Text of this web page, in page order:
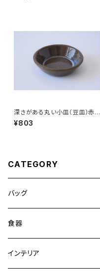
深さがある丸い小皿（豆皿）赤土
×乳濁灰釉
¥803
CATEGORY
バッグ
トートバッグ
ショルダーバッグ
食器
大皿
インテリア